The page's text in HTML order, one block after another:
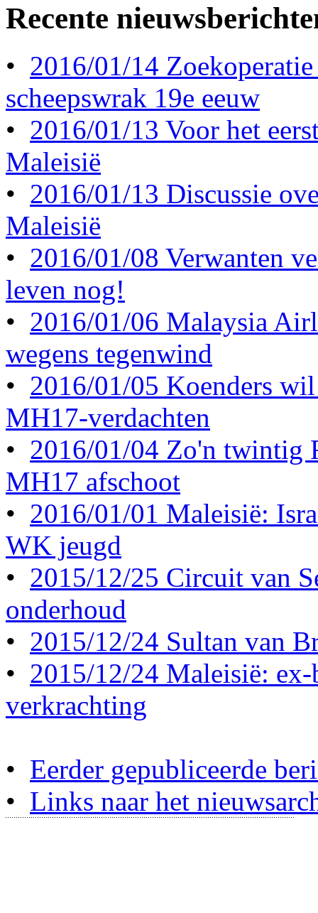
Recente
• 2016/01/14
scheepswrak 19e eeuw
• 2016/01/13 Voor het
Maleisië
• 2016/01/13 Discussie
Maleisië
• 2016/01/08 Verwanten
leven nog!
• 2016/01/06 Malaysia
wegens tegenwind
• 2016/01/05 Koenders
MH17-verdachten
• 2016/01/04 Zo'n twintig
MH17 afschoot
• 2016/01/01 Maleisië:
WK jeugd
• 2015/12/25 Circuit van
onderhoud
• 2015/12/24 Sultan van
• 2015/12/24 Maleisië:
verkrachting
• Eerder gepubliceerde
• Links naar het